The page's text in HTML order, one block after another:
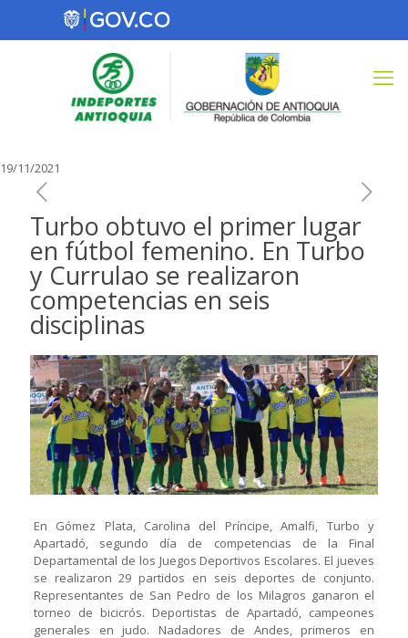
19/11/2021
Turbo obtuvo el primer lugar
en fútbol femenino. En Turbo
y Currulao se realizaron
competencias en seis
disciplinas
En Gómez Plata, Carolina del Príncipe, Amalfi, Turbo y
Apartadó, segundo día de competencias de la Final
Departamental de los Juegos Deportivos Escolares. El jueves
se realizaron 29 partidos en seis deportes de conjunto.
Representantes de San Pedro de los Milagros ganaron el
torneo de bicicrós. Deportistas de Apartadó, campeones
generales en judo. Nadadores de Andes, primeros en